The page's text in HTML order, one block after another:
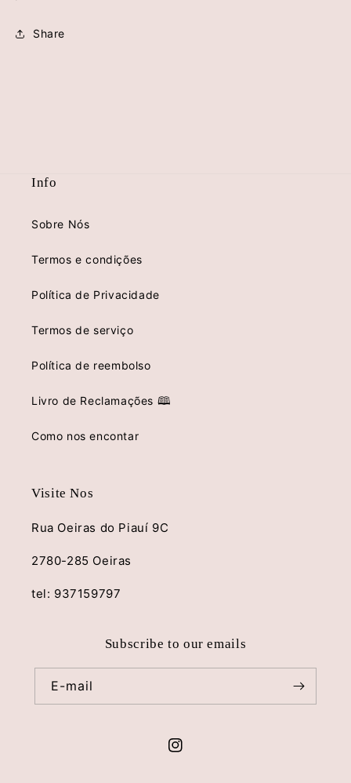
Share
Info
Sobre Nós
Termos e condições
Política de Privacidade
Termos de serviço
Política de reembolso
Livro de Reclamações 🕮
Como nos encontar
Visite Nos
Rua Oeiras do Piauí 9C
2780-285 Oeiras
tel: 937159797
Subscribe to our emails
E-mail
Instagram